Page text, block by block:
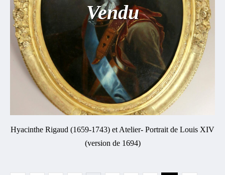
Vendu
Hyacinthe Rigaud (1659-1743) et Atelier- Portrait de Louis XIV
(version de 1694)